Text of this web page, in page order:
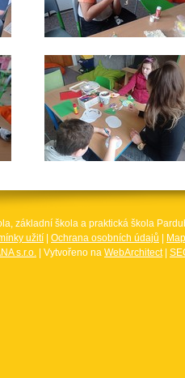
základní škola a praktická škola
užití Ochrana osobních údajů
s.r.o. | Vytvořeno na WebArchitect|